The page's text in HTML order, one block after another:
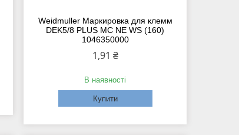
Weidmuller Маркировка для клемм
DEK5/8 PLUS MC NE WS (160)
1046350000
1,91 ₴
В наявності
Купити